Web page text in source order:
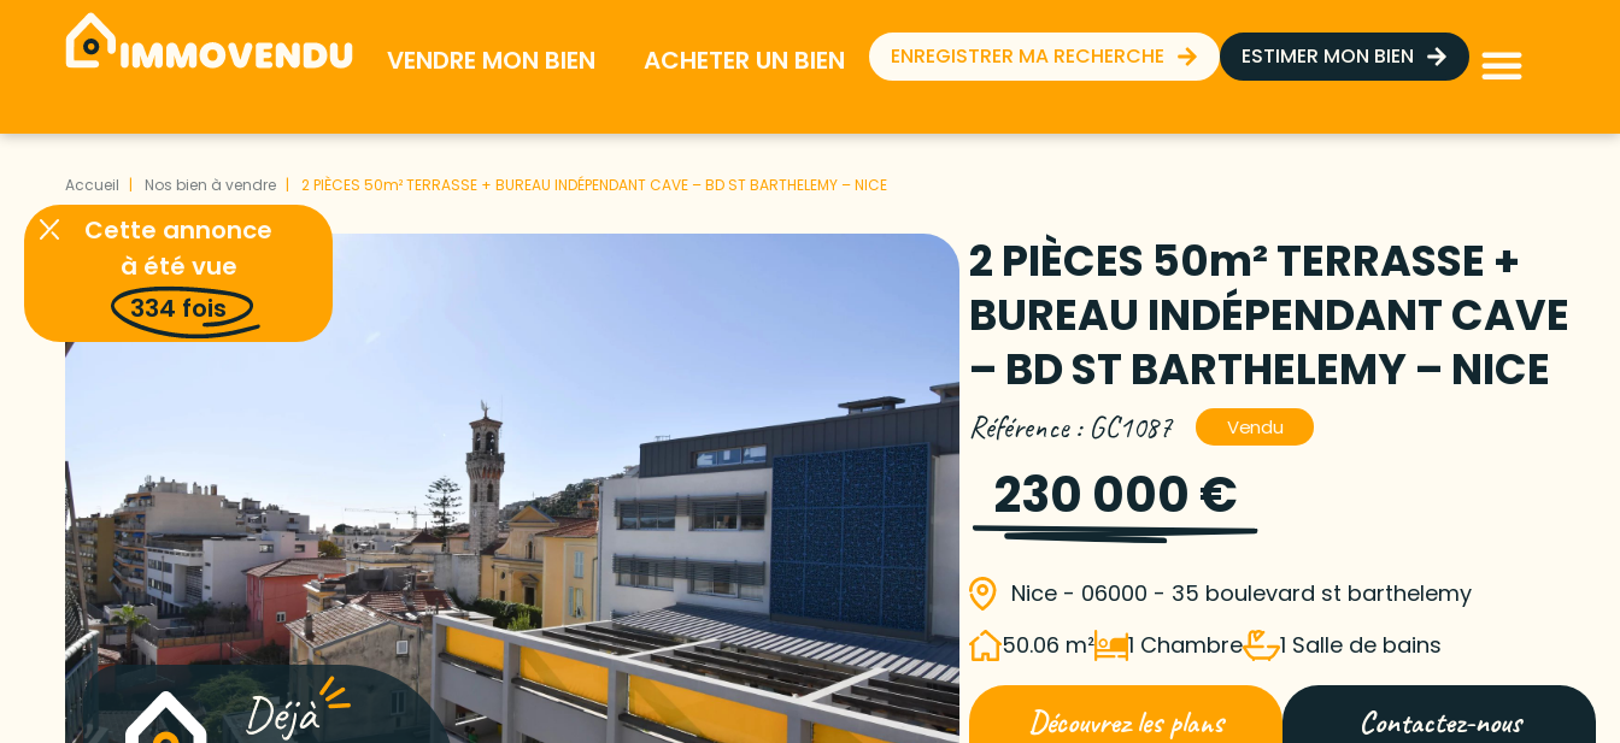
VENDRE MON BIEN ACHETER UN BIEN ENREGISTRER MA RECHERCHE ESTIMER MON BIEN
Accueil Nos bien à vendre 2 PIÈCES 50m² TERRASSE + BUREAU INDÉPENDANT CAVE – BD ST BARTHELEMY – NICE
2 PIÈCES 50m² TERRASSE +
BUREAU INDÉPENDANT CAVE
– BD ST BARTHELEMY – NICE
Référence : GC1087 Vendu
230 000 €
Nice - 06000 - 35 boulevard st barthelemy
50.06 m²
1 Chambre 1 Salle de bains
Découvrez les plans Contactez-nous
Cette annonce
à été vue
334 fois